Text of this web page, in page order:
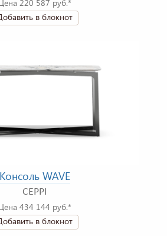
220 587 руб.*
в блокнот
Консоль WAVE
CEPPI
434 144 руб.*
в блокнот